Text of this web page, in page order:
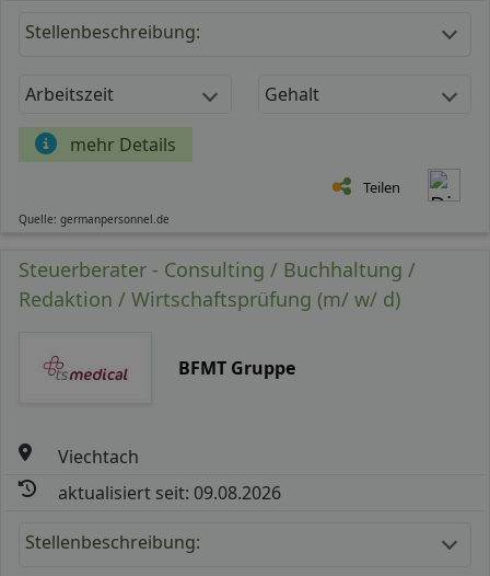
Stellenbeschreibung:
Arbeitszeit Gehalt
mehr Details
Teilen
Quelle: germanpersonnel.de
Steuerberater - Consulting / Buchhaltung /
Redaktion / Wirtschaftsprüfung (m/ w/ d)
BFMT Gruppe
Viechtach
aktualisiert seit: 09.08.2026
Stellenbeschreibung: